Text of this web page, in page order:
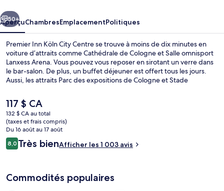
City
Centre
Suivant
50+
AperçuChambresEmplacementPolitiques
Premier Inn Köln City Centre se trouve à moins de dix minutes en
voiture d’attraits comme Cathédrale de Cologne et Salle omnisport
Lanxess Arena. Vous pouvez vous reposer en sirotant un verre dans
le bar-salon. De plus, un buffet déjeuner est offert tous les jours.
Aussi, les attraits Parc des expositions de Cologne et Stade
L’hébergement se situe à quelques minutes de marche du transport
en commun : Station de métro Appellhofplatz Breite Straße se
trouve à 9 minutes et Station de métro Ebertplatz est à 10 minutes.
Le
prix
actuel
est
de 117 $ CA
117 $ CA
132 $ CA au total
(taxes et frais compris)
Du 16 août au 17 août
Avis
8,08,0 sur 10 –
Très bienAfficher les 1 003 avis
Commodités populaires